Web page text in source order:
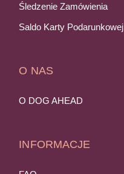
Śledzenie Zamówienia
Saldo Karty Podarunkowej
O NAS
O DOG AHEAD
INFORMACJE